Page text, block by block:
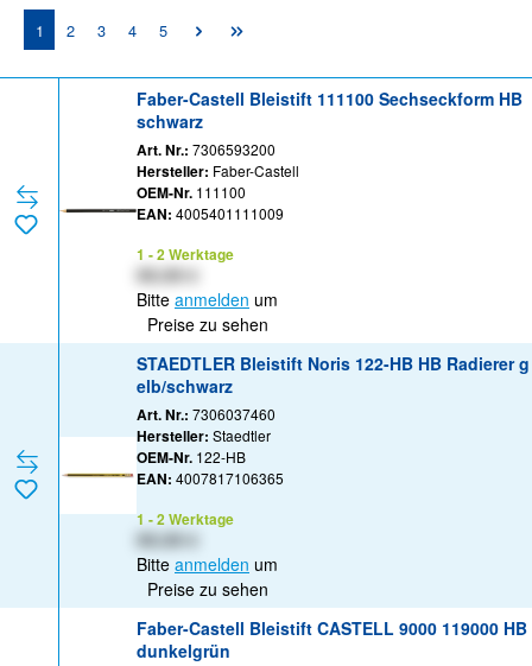
Seite
1 Seite
2 Seite
3 Seite
4 Seite
5
Faber-Castell Bleistift 111100 Sechseckform HB
schwarz
Art. Nr.: 7306593200
Hersteller: Faber-Castell
OEM-Nr. 111100
EAN: 4005401111009
1 - 2 Werktage
Bitte anmelden um
Preise zu sehen
STAEDTLER Bleistift Noris 122-HB HB Radierer g
elb/schwarz
Art. Nr.: 7306037460
Hersteller: Staedtler
OEM-Nr. 122-HB
EAN: 4007817106365
1 - 2 Werktage
Bitte anmelden um
Preise zu sehen
Faber-Castell Bleistift CASTELL 9000 119000 HB
dunkelgrün